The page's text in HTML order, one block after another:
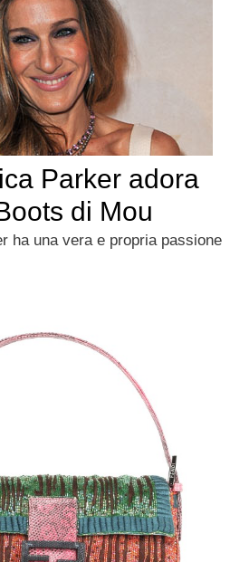
Parker adora
di Mou
ha una vera e propria passione